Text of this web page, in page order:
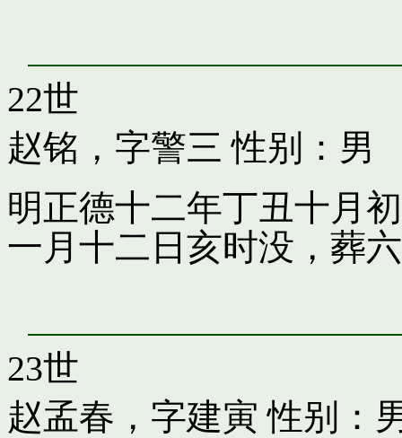
22世
赵铭，字警三 性别：男
明正德十二年丁丑十月
一月十二日亥时没，葬
23世
赵孟春，字建寅 性别：